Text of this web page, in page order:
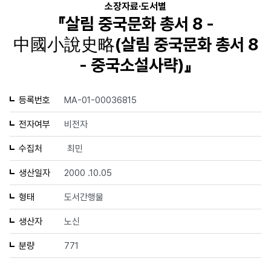
소장자료·도서별
『살림 중국문화 총서 8 -
中國小說史略(살림 중국문화 총서 8
- 중국소설사략)』
등록번호 MA-01-00036815
전자여부 비전자
수집처 최민
생산일자 2000 .10.05
형태 도서간행물
생산자 노신
분량 771